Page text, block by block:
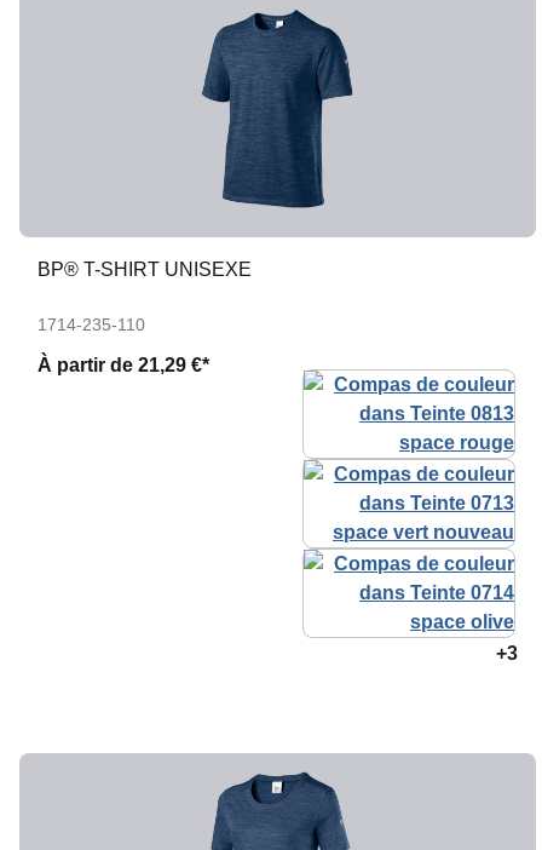
BP® T-SHIRT UNISEXE
1714-235-110
À partir de 21,29 €*
+3